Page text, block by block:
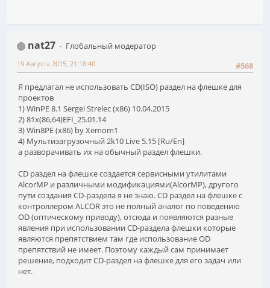
nat27
Глобальный модератор
#568
19 Августа 2015, 21:18:40
Я предлагал не использовать CD(ISO) раздел на флешке для
проектов
1) WinPE 8.1 Sergei Strelec (х86) 10.04.2015
2) 81x(86,64)EFI_25.01.14
3) Win8PE (x86) by Xemom1
4) Мультизагрузочный 2k10 Live 5.15 [Ru/En]
а разворачивать их на обычный раздел флешки.
CD раздел на флешке создается сервисными утилитами
AlcorMP и различными модификациями(AlcorMP), другого
пути создания CD-раздела я не знаю. CD раздел на флешке с
контроллером ALCOR это не полный аналог по поведению
OD (оптическому приводу), отсюда и появляются разные
явления при использовании CD-раздела флешки которые
являются препятствием там где использование OD
препятствий не имеет. Поэтому каждый сам принимает
решение, подходит CD-раздел на флешке для его задач или
нет.